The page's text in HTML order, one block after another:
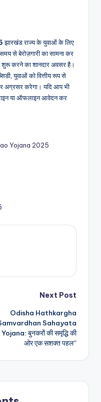
झारखंड राज्य के युवाओं के लिए
से बेरोज़गारी का सामना कर
शुरू करने का शानदार अवसर है।
युवाओं को वित्तीय रूप से
अग्रसर करेगा। यदि आप भी
या ऑफलाइन आवेदन कर
Yojana 2025
Next Post
Odisha Hathkargha
Sahayata
Yojana: बुनकरों की समृद्धि की
ओर एक सशक्त पहल”